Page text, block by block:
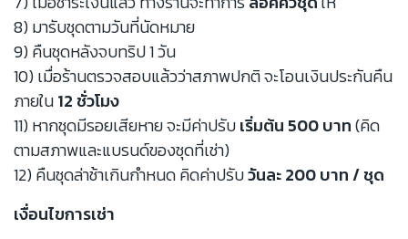
8) มารับชุดตามวันที่นัดหมาย
9) คืนชุดหลังจบทริป 1 วัน
10) เมื่อร้านตรวจสอบแล้วว่าสภาพปกติ จะโอนเงินประกันคืน
ภายใน12 ชั่วโมง
11) หากชุดมีรอยเสียหาย จะมีค่าปรับเริ่มต้น 500 บาท(คิด
ตามสภาพและแบรนด์ของชุดที่เช่า)
12) คืนชุดล่าช้าเกินกำหนด คิดค่าปรับวันละ 200 บาท / ชุด
เงื่อนไขการเช่า